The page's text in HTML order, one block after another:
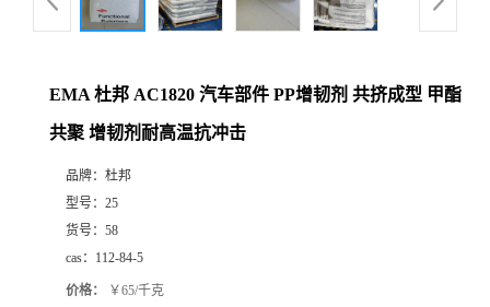
EMA 杜邦 AC1820 汽车部件 PP增韧剂 共挤成型 甲酯
共聚 增韧剂耐高温抗冲击
品牌： 杜邦
型号： 25
货号： 58
cas： 112-84-5
价格： ￥65/千克